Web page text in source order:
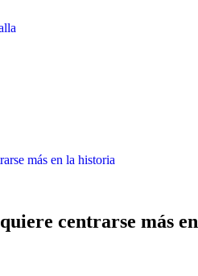
más en la historia
centrarse más